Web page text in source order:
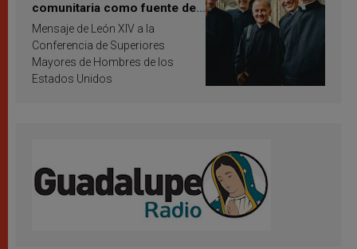
comunitaria como fuente de
inspiración y santificación
Mensaje de León XIV a la
Conferencia de Superiores
Mayores de Hombres de los
Estados Unidos